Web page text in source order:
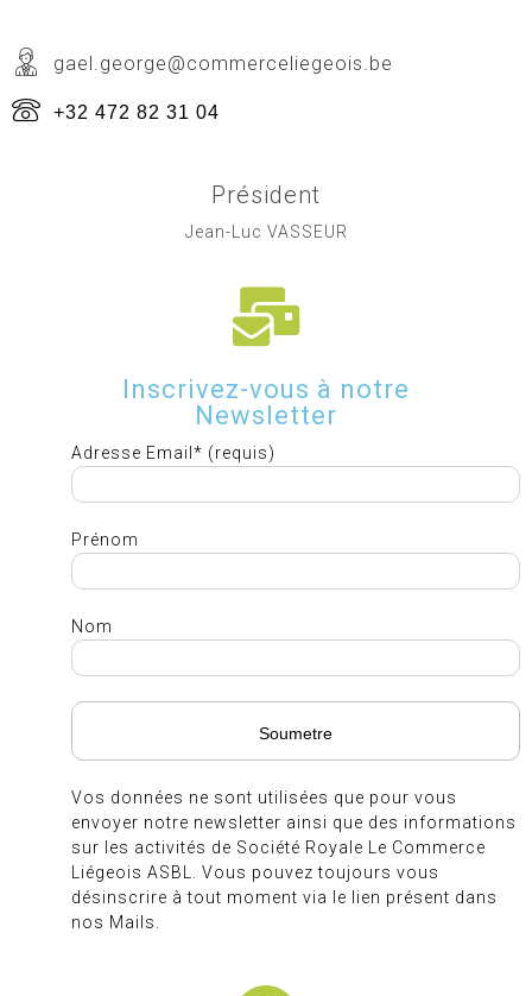
gael.george@commerceliegeois.be
+32 472 82 31 04
Président
Jean-Luc VASSEUR
Inscrivez-vous à notre
Newsletter
Adresse Email* (requis)
Prénom
Nom
Vos données ne sont utilisées que pour vous
envoyer notre newsletter ainsi que des informations
sur les activités de Société Royale Le Commerce
Liégeois ASBL. Vous pouvez toujours vous
désinscrire à tout moment via le lien présent dans
nos Mails.